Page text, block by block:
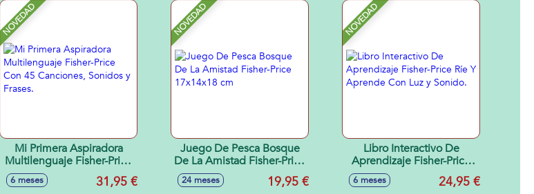
NOVEDAD
Mi Primera Aspiradora
Multilenguaje Fisher-Price
Con 45 Canciones,
Sonidos y Frases.
6 meses 31,95 €
NOVEDAD
Juego De Pesca Bosque
De La Amistad Fisher-Price
17x14x18 cm
24 meses 19,95 €
NOVEDAD
Libro Interactivo De
Aprendizaje Fisher-Price
Ríe Y Aprende Con Luz y
6 meses 24,95 €